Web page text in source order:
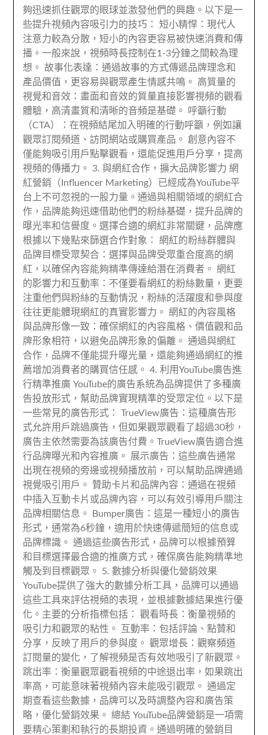
夠迅速抓住觀眾的眼球並激發他們的興趣。以下是一
些提升視頻內容吸引力的技巧： 短小精悍：現代人
注意力較為分散，短小的內容更容易被快速消費和傳
播。一般來說，視頻時長控制在1-3分鐘之間較為理
想。 故事化表達：通過故事的方式傳遞品牌理念和
產品價值，更容易與觀眾產生情感共鳴。 高質量的
視覺和音效：畫面和音效的質量直接影響視頻的觀看
體驗，高清畫質和清晰的音頻是基礎。 呼籲行動
（CTA）：在視頻結尾加入明確的行動呼籲，例如讓
觀眾訂閱頻道、訪問網站或購買產品。 創意內容不
僅能夠吸引用戶點擊觀看，還能促進用戶分享，提高
視頻的傳播力。 3. 與網紅合作，擴大品牌影響力 網
紅營銷（Influencer Marketing）已經成為YouTube平
台上不可忽視的一股力量。通過與相關領域的網紅合
作，品牌能夠迅速借助他們的粉絲基礎，提升品牌的
曝光率和信譽度。選擇合適的網紅非常關鍵，品牌應
根據以下幾點來篩選合作對象： 網紅的粉絲群體與
品牌目標受眾契合：選擇與品牌受眾重合度高的網
紅，以確保內容能夠精準傳達給潛在消費者。 網紅
的影響力和互動率：不僅要看網紅的粉絲數量，更要
注重他們與粉絲的互動情況，粉絲的活躍度和參與度
往往更能體現網紅的真實影響力。 網紅的內容風格
與品牌形像一致：確保網紅的內容風格、價值觀和品
牌形象相符，以避免品牌形象的偏離。 通過與網紅
合作，品牌不僅能提升曝光量，還能夠通過網紅的推
薦增加消費者的購買信任感。 4. 利用YouTube廣告進
行精準推廣 YouTube的廣告系統為品牌提供了多種廣
告投放形式，幫助品牌實現精準的受眾定位。以下是
一些常見的廣告形式： TrueView廣告：這種廣告形
式允許用戶跳過廣告，但如果觀眾觀看了超過30秒，
廣告主依然需要為該廣告付費。TrueView廣告適合進
行品牌曝光和內容推廣。 展示廣告：這些廣告通常
出現在視頻的旁邊或視頻播放前，可以幫助品牌通過
視覺吸引用戶。 贊助卡片和品牌內容：通過在視頻
中插入互動卡片或品牌內容，可以有效引導用戶關注
品牌相關信息。 Bumper廣告：這是一種短小的廣告
形式，通常為6秒鐘，適用於快速傳遞簡短的信息或
品牌標識。 通過這些廣告形式，品牌可以根據預算
和目標選擇最合適的推廣方式，確保廣告能夠精準地
觸及到目標觀眾。 5. 數據分析與優化營銷效果
YouTube提供了強大的數據分析工具，品牌可以通過
這些工具來評估視頻的表現，並根據數據結果進行優
化。主要的分析指標包括： 觀看時長：衡量視頻的
吸引力和觀眾的粘性。 互動率：包括評論、點贊和
分享，反映了用戶的參與度。 觀眾增長：觀察頻道
訂閱量的變化，了解視頻是否有效地吸引了新觀眾。
跳出率：衡量觀眾觀看視頻的中途退出率，如果跳出
率高，可能意味著視頻內容未能吸引觀眾。 通過定
期查看這些數據，品牌可以及時調整內容和廣告策
略，優化營銷效果。 總結 YouTube品牌營銷是一項需
要精心策劃和執行的長期投資。通過明確的營銷目